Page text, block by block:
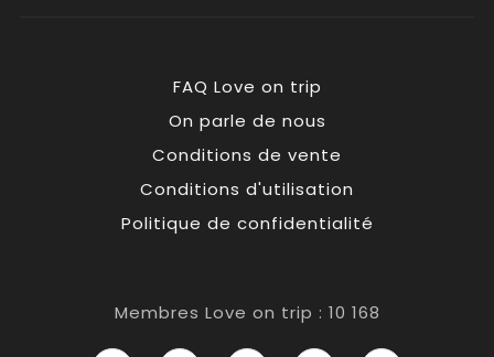
FAQ Love on trip
On parle de nous
Conditions de vente
Conditions d'utilisation
Politique de confidentialité
Membres Love on trip : 10 168